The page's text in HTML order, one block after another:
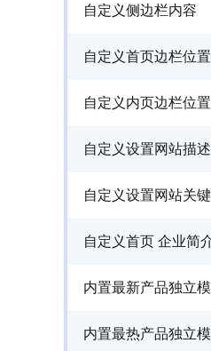
自定义侧边栏内容
自定义首页边栏位
自定义内页边栏位
自定义设置网站描述
自定义设置网站关
自定义首页 企业简
内置最新产品独立
内置最热产品独立